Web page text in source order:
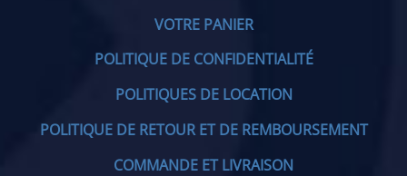
VOTRE PANIER
POLITIQUE DE CONFIDENTIALITÉ
POLITIQUES DE LOCATION
POLITIQUE DE RETOUR ET DE REMBOURSEMENT
COMMANDE ET LIVRAISON